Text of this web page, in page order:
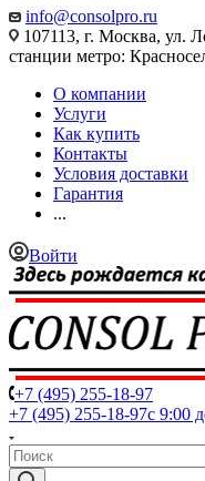
info@consolpro.ru
107113, г. Москва, ул.
станции метро:
О компании
Услуги
Как купить
Контакты
Условия доставки
Гарантия
...
Войти
+7 (495) 255-18-97
+7 (495) 255-18-97с 9:00